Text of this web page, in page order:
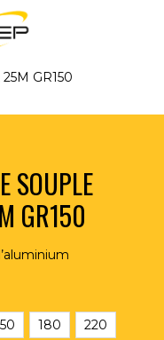
>
GR150
SOUPLE
GR150
180
220